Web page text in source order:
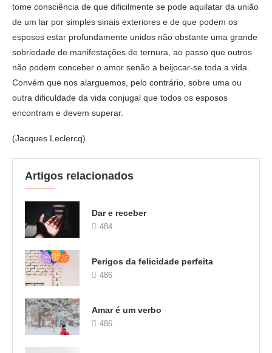
tome consciência de que dificilmente se pode aquilatar da união
de um lar por simples sinais exteriores e de que podem os
esposos estar profundamente unidos não obstante uma grande
sobriedade de manifestações de ternura, ao passo que outros
não podem conceber o amor senão a beijocar-se toda a vida.
Convém que nos alarguemos, pelo contrário, sobre uma ou
outra dificuldade da vida conjugal que todos os esposos
encontram e devem superar.
(Jacques Leclercq)
Artigos relacionados
Dar e receber
484
Perigos da felicidade perfeita
486
Amar é um verbo
486